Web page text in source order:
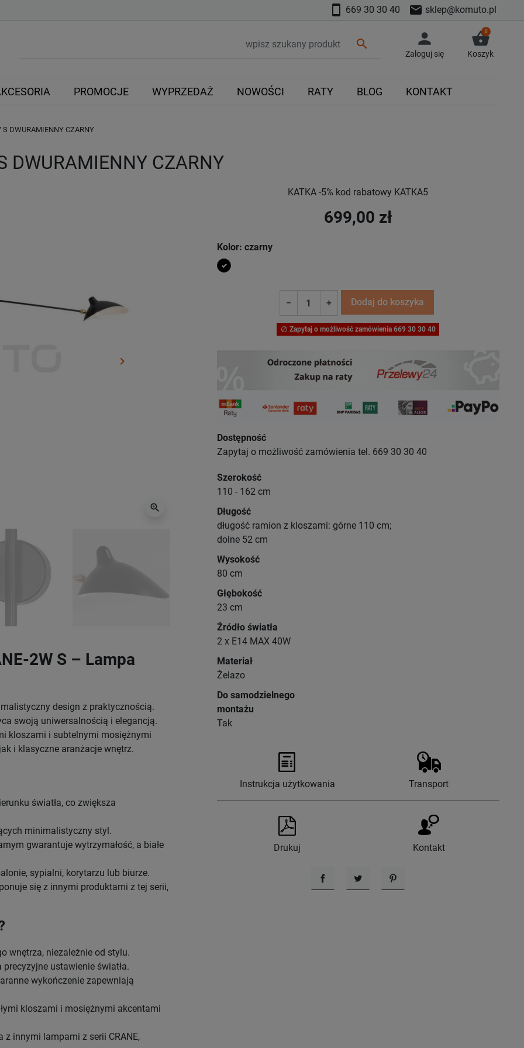
smartphone 669 30 30 40 mail sklep@komuto.pl
search person
Zaloguj się
shopping_basket
0
Koszyk
PROMOCJE WYPRZEDAŻ NOWOŚCI RATY BLOG KONTAKT
S DWURAMIENNY CZARNY
DWURAMIENNY CZARNY
Następny
keyboard_arrow_right
zoom_in
2W S – Lampa
design z praktycznością.
swoją uniwersalnością i elegancją.
kloszami i subtelnymi mosiężnymi
i klasyczne aranżacje wnętrz.
światła, co zwiększa
minimalistyczny styl.
gwarantuje wytrzymałość, a białe
sypialni, korytarzu lub biurze.
się z innymi produktami z tej serii,
wnętrza, niezależnie od stylu.
ustawienie światła.
wykończenie zapewniają
kloszami i mosiężnymi akcentami
z innymi lampami z serii CRANE,
KATKA -5% kod rabatowy KATKA5
699,00 zł
Kolor: czarny
czarny
− + Dodaj do koszyka
 Zapytaj o możliwość zamówienia 669 30 30 40
Dostępność
Zapytaj o możliwość zamówienia tel. 669 30 30 40
Szerokość
110 - 162 cm
Długość
długość ramion z kloszami: górne 110 cm;
dolne 52 cm
Wysokość
80 cm
Głębokość
23 cm
Źródło światła
2 x E14 MAX 40W
Materiał
Żelazo
Do samodzielnego
montażu
Tak
Instrukcja użytkowania Transport
Drukuj Kontakt
UdostępnijTweetujPinterest